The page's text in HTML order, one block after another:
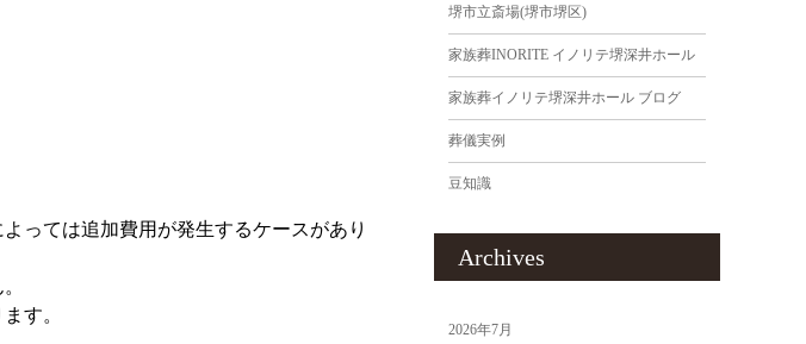
っては追加費用が発生するケースがあり
す。
堺市立斎場(堺市堺区)
家族葬INORITE イノリテ堺深井ホール
家族葬イノリテ堺深井ホール ブログ
葬儀実例
豆知識
Archives
2026年7月